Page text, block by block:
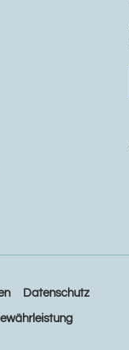
Datenschutz